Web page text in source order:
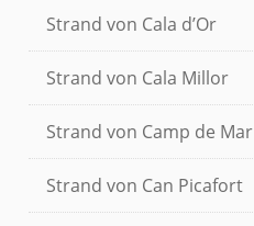
Strand von Cala d’Or
Strand von Cala Millor
Strand von Camp de Mar
Strand von Can Picafort